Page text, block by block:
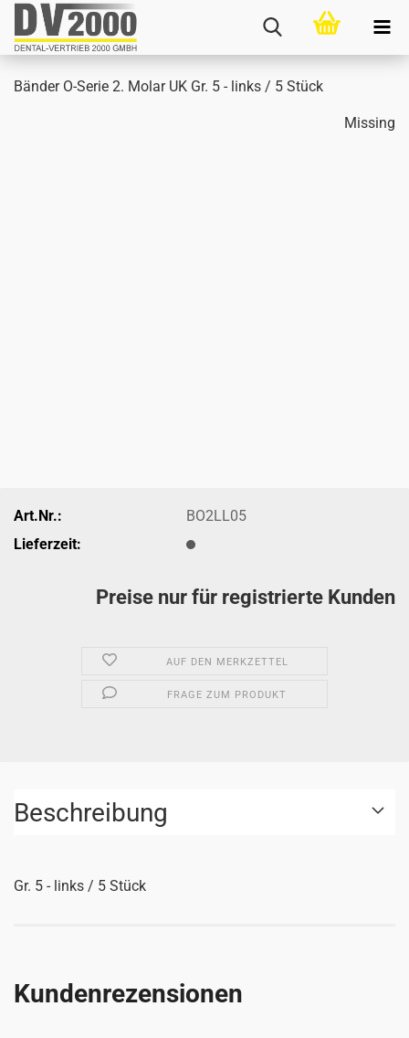
Bän­der O-​Serie 2. Molar UK Gr. 5 - links / 5 Stück
Missing
Art.Nr.:
BO2LL05
Lieferzeit:
Preise nur für registrierte Kunden
AUF DEN MERKZETTEL
FRAGE ZUM PRODUKT
Beschreibung
Gr. 5 - links / 5 Stück
Kundenrezensionen